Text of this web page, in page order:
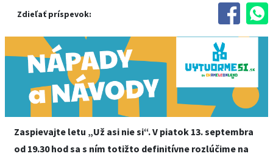
Zdieľať príspevok:
Zaspievajte letu „Už asi nie si“. V piatok 13. septembra
od 19.30 hod sa s ním totižto definitívne rozlúčime na